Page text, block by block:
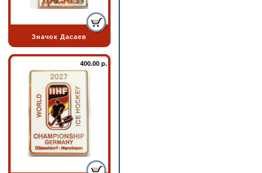
Значок Дасаев
400.00 р.